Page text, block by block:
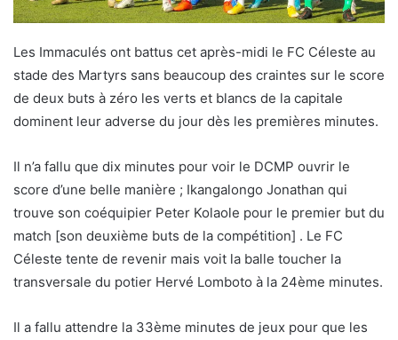
Les Immaculés ont battus cet après-midi le FC Céleste au
stade des Martyrs sans beaucoup des craintes sur le score
de deux buts à zéro les verts et blancs de la capitale
dominent leur adverse du jour dès les premières minutes.
Il n’a fallu que dix minutes pour voir le DCMP ouvrir le
score d’une belle manière ; Ikangalongo Jonathan qui
trouve son coéquipier Peter Kolaole pour le premier but du
match [son deuxième buts de la compétition] . Le FC
Céleste tente de revenir mais voit la balle toucher la
transversale du potier Hervé Lomboto à la 24ème minutes.
Il a fallu attendre la 33ème minutes de jeux pour que les